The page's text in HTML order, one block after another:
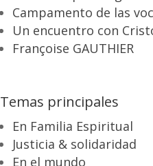
Campamento de las
Un encuentro con
Françoise GAUTHIER
Temas principales
En Familia Espiritual
Justicia & solidaridad
En el mundo